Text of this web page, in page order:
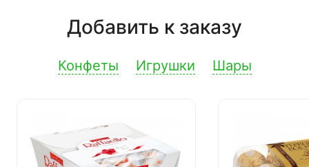
Добавить к заказу
Конфеты Игрушки Шары